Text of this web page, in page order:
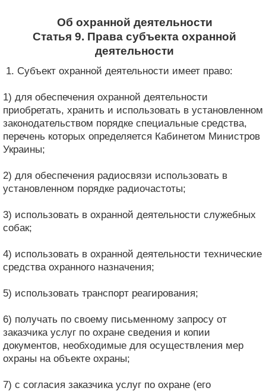
Об охранной деятельности
Статья 9. Права субъекта охранной
деятельности
1. Субъект охранной деятельности имеет право:
1) для обеспечения охранной деятельности
приобретать, хранить и использовать в установленном
законодательством порядке специальные средства,
перечень которых определяется Кабинетом Министров
Украины;
2) для обеспечения радиосвязи использовать в
установленном порядке радиочастоты;
3) использовать в охранной деятельности служебных
собак;
4) использовать в охранной деятельности технические
средства охранного назначения;
5) использовать транспорт реагирования;
6) получать по своему письменному запросу от
заказчика услуг по охране сведения и копии
документов, необходимые для осуществления мер
охраны на объекте охраны;
7) с согласия заказчика услуг по охране (его